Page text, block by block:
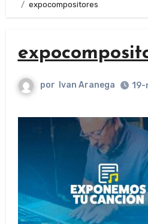
expocompositores
por Ivan Aranega 19-